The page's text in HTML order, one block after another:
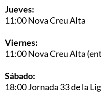
Jueves:
11:00Nova Creu Alta
Viernes:
11:00 Nova Creu Alta
Sábado:
18:00 Jornada 33 de la